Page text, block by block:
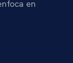
en